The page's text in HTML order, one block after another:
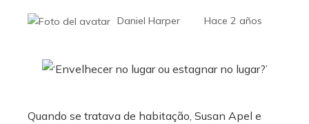
Daniel Harper Hace 2 años
Quando se tratava de habitação, Susan Apel e